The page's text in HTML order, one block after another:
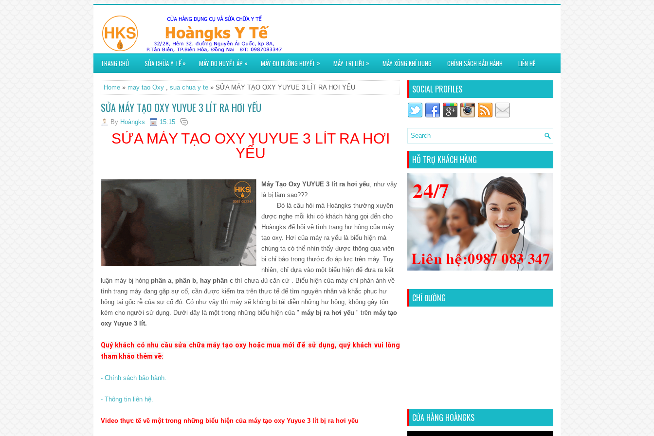
TRANG CHỦ SỬA CHỮA Y TẾ » MÁY ĐO HUYẾT ÁP » MÁY ĐO ĐƯỜNG HUYẾT » MÁY TRỊ LIỆU » MÁY XÔNG KHÍ DUNG CHÍNH SÁCH BẢO HÀNH LIÊN HỆ
Home » may tao Oxy , sua chua y te » SỬA MÁY TẠO OXY YUYUE 3 LÍT RA HƠI YẾU
SỬA MÁY TẠO OXY YUYUE 3 LÍT RA HƠI YẾU
By Hoàngks 15:15
SỬA MÁY TẠO OXY YUYUE 3 LÍT RA HƠI
YẾU
Máy Tạo Oxy YUYUE 3 lít ra hơi yếu, như vậy
là bị làm sao???
Đó là câu hỏi mà Hoàngks thường xuyên
được nghe mỗi khi có khách hàng gọi đến cho
Hoàngks để hỏi về tình trạng hư hỏng của máy
tạo oxy. Hơi của máy ra yếu là biểu hiện mà
chúng ta có thể nhìn thấy được thông qua viên
bi chỉ báo trong thước đo áp lực trên máy. Tuy
nhiên, chỉ dựa vào một biểu hiện để đưa ra kết
luận máy bị hỏng phần a, phần b, hay phần c thì chưa đủ căn cứ . Biểu hiện của máy chỉ phản ánh về
tình trạng máy đang gặp sự cố, cần được kiểm tra trên thực tế để tìm nguyên nhân và khắc phục hư
hỏng tại gốc rễ của sự cố đó. Có như vậy thì máy sẽ không bị tái diễn những hư hỏng, không gây tốn
kém cho người sử dụng. Dưới đây là một trong những biểu hiện của " máy bị ra hơi yếu " trên máy tạo
oxy Yuyue 3 lít.
Quý khách có nhu cầu sửa chữa máy tạo oxy hoặc mua mới để sử dụng, quý khách vui lòng
tham khảo thêm về:
- Chính sách bảo hành.
- Thông tin liên hệ.
Video thực tế về một trong những biểu hiện của máy tạo oxy Yuyue 3 lít bị ra hơi yếu
SOCIAL PROFILES
HỖ TRỢ KHÁCH HÀNG
CHỈ ĐƯỜNG
CỬA HÀNG HOÀNGKS